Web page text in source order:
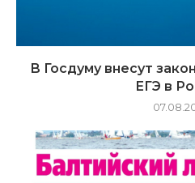
В Госдуму внесут
ЕГЭ в